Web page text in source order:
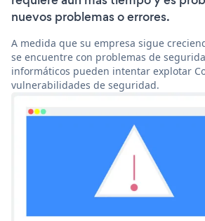
nuevos problemas o errores.
A medida que su empresa sigue
se encuentre con problemas de
informáticos pueden intentar explotar
vulnerabilidades de seguridad.